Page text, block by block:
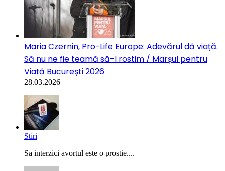
Maria Czernin, Pro-Life Europe: Adevărul dă viață.
Să nu ne fie teamă să-l rostim / Marșul pentru
Viață București 2026
28.03.2026
Stiri
Sa interzici avortul este o prostie....